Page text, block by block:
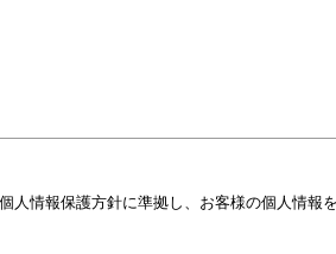
情報保護方針に準拠し、お客様の個人情報